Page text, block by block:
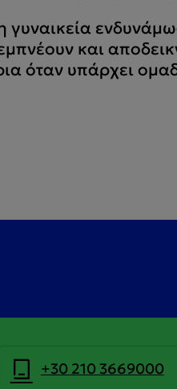
γυναικεία
και
όταν υπάρχει
+30 210 3669000